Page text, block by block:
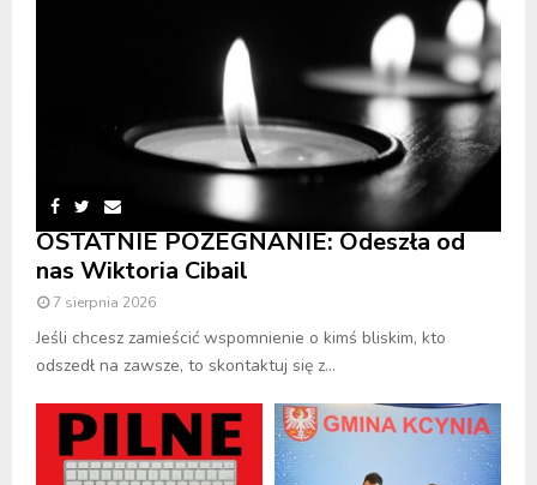
OSTATNIE POŻEGNANIE: Odeszła od
nas Wiktoria Cibail
7 sierpnia 2026
Jeśli chcesz zamieścić wspomnienie o kimś bliskim, kto
odszedł na zawsze, to skontaktuj się z...